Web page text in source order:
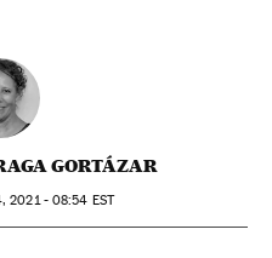
GORTÁZAR
2021 - 08:54 EST